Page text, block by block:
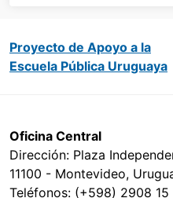
Proyecto de Apoyo a la
Escuela Pública Uruguaya
Oficina Central
Dirección: Plaza
11100 - Montevideo,
Teléfonos: (+598) 2908